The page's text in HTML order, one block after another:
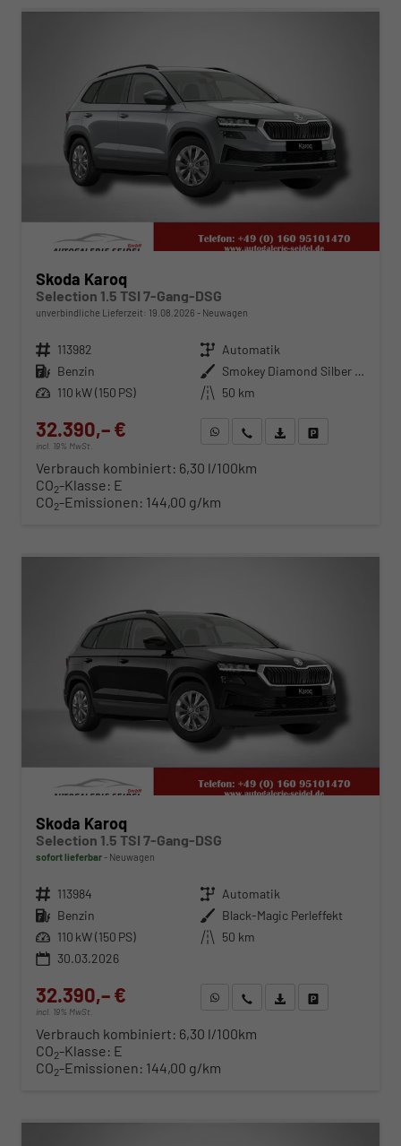
Skoda Karoq
Selection 1.5 TSI 7-Gang-DSG
unverbindliche Lieferzeit: 19.08.2026 Neuwagen
Fahrzeugnr. 113982 Getriebe Automatik
Kraftstoff Benzin Außenfarbe
Smokey Diamond Silber Metallic
Leistung 110 kW (150 PS) Kilometerstand 50 km
32.390,– €
incl. 19% MwSt.
WhatsApp anfragen
Wir rufen Sie anFahrzeugexposé (PDF)
Verbrauch kombiniert: 6,30 l/100km
CO2-Klasse: E
CO2-Emissionen: 144,00 g/km
Skoda Karoq
Selection 1.5 TSI 7-Gang-DSG
sofort lieferbar Neuwagen
Fahrzeugnr. 113984 Getriebe Automatik
Kraftstoff Benzin Außenfarbe Black-Magic Perleffekt
Leistung 110 kW (150 PS) Kilometerstand 50 km
30.03.2026
32.390,– €
incl. 19% MwSt.
WhatsApp anfragen
Wir rufen Sie anFahrzeugexposé (PDF)
Verbrauch kombiniert: 6,30 l/100km
CO2-Klasse: E
CO2-Emissionen: 144,00 g/km